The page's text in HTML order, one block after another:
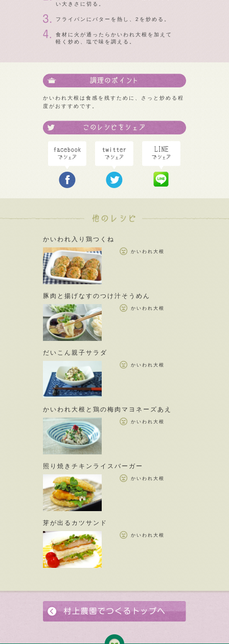
い大きさに切る。
フライパンにバターを熱し、2を炒める。
食材に火が通ったらかいわれ大根を加えて
軽く炒め、塩で味を調える。
かいわれ大根は食感を残すために、さっと炒める程
度がおすすめです。
かいわれ入り鶏つくね
かいわれ大根
豚肉と揚げなすのつけ汁そうめん
かいわれ大根
だいこん親子サラダ
かいわれ大根
かいわれ大根と鶏の梅肉マヨネーズあえ
かいわれ大根
照り焼きチキンライスバーガー
かいわれ大根
芽が出るカツサンド
かいわれ大根